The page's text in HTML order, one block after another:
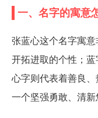
一、名字的寓意
张蓝心这个名字寓
开拓进取的个性；蓝
心字则代表着善良
一个坚强勇敢、清新